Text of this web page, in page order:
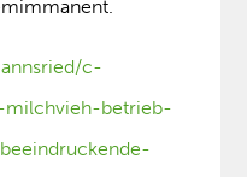
c-
milchvieh-betrieb-